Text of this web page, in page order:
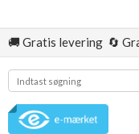
🚚 Gratis levering 🔄